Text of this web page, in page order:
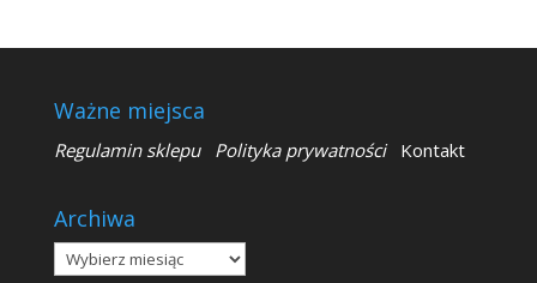
Ważne miejsca
Regulamin sklepu Polityka prywatnościKontakt
Archiwa
Archiwa